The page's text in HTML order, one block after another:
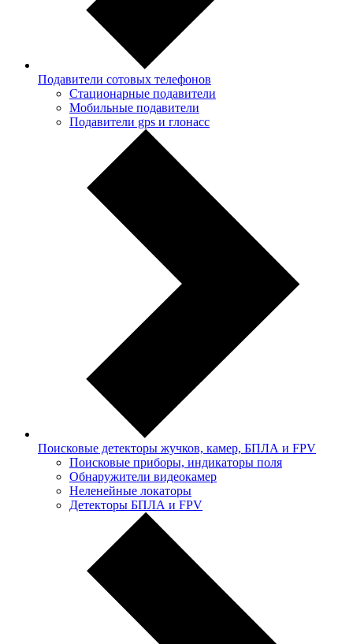
Подавители сотовых телефонов
Стационарные подавители
Мобильные подавители
Подавители gps и глонасс
Поисковые детекторы жучков, камер, БПЛА и FPV
Поисковые приборы, индикаторы поля
Обнаружители видеокамер
Неленейные локаторы
Детекторы БПЛА и FPV